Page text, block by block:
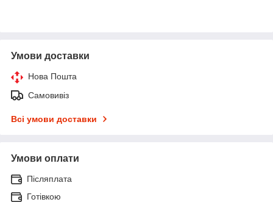
Умови доставки
Нова Пошта
Самовивіз
Всі умови доставки
Умови оплати
Післяплата
Готівкою